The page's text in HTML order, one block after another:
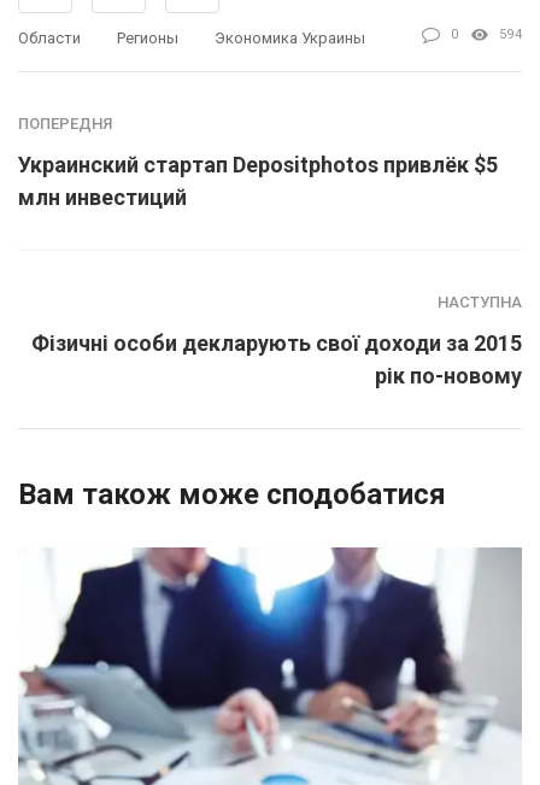
Области Регионы Экономика Украины 0 594
ПОПЕРЕДНЯ
Украинский стартап Depositphotos привлёк $5
млн инвестиций
НАСТУПНА
Фізичні особи декларують свої доходи за 2015
рік по-новому
Вам також може сподобатися